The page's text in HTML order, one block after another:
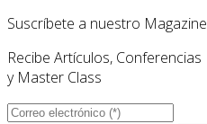
Suscríbete a nuestro Magazine
Recibe Artículos, Conferencias
y Master Class